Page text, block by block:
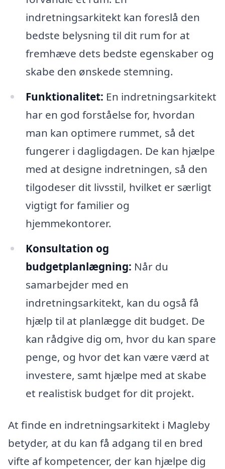
indretningsarkitekt kan foreslå den
bedste belysning til dit rum for at
fremhæve dets bedste egenskaber og
skabe den ønskede stemning.
Funktionalitet: En indretningsarkitekt
har en god forståelse for, hvordan
man kan optimere rummet, så det
fungerer i dagligdagen. De kan hjælpe
med at designe indretningen, så den
tilgodeser dit livsstil, hvilket er særligt
vigtigt for familier og
hjemmekontorer.
Konsultation og
budgetplanlægning: Når du
samarbejder med en
indretningsarkitekt, kan du også få
hjælp til at planlægge dit budget. De
kan rådgive dig om, hvor du kan spare
penge, og hvor det kan være værd at
investere, samt hjælpe med at skabe
et realistisk budget for dit projekt.
At finde en indretningsarkitekt i Magleby
betyder, at du kan få adgang til en bred
vifte af kompetencer, der kan hjælpe dig